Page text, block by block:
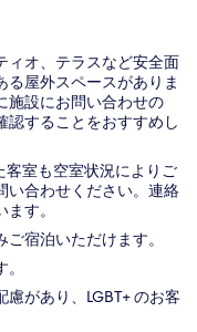
ィオ、テラスなど安全面
屋外スペースがありま
施設にお問い合わせの
認することをおすすめし
客室も空室状況によりご
い合わせください。連絡
す。
宿泊いただけます。
があり、LGBT+ のお客